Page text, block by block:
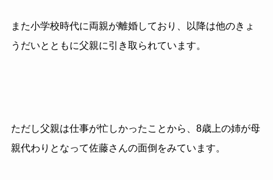
また小学校時代に両親が離婚しており、以降は他のきょ
うだいとともに父親に引き取られています。
ただし父親は仕事が忙しかったことから、8歳上の姉が母
親代わりとなって佐藤さんの面倒をみています。